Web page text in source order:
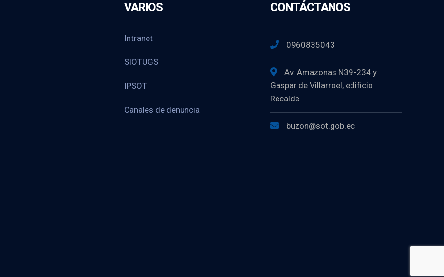
VARIOS
Intranet
SIOTUGS
IPSOT
Canales de denuncia
CONTÁCTANOS
0960835043
Av. Amazonas N39-234 y
Gaspar de Villarroel, edificio
Recalde
buzon@sot.gob.ec